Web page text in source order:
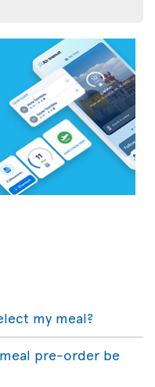
my meal?
pre-order be